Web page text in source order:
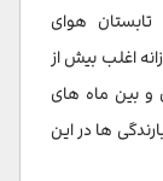
هوای
اغلب بیش از
و بین ماه های
ها در این